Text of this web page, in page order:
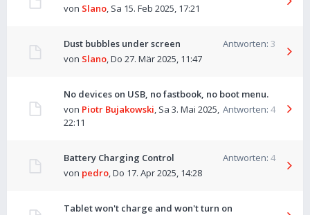
von Slano, Sa 15. Feb 2025, 17:21
Dust bubbles under screen Antworten: 3
von Slano,Do 27. Mär 2025, 11:47
No devices on USB, no fastbook, no boot menu.
Antworten: 4
von Piotr Bujakowski, Sa 3. Mai 2025,
22:11
Battery Charging Control Antworten: 4
von pedro,Do 17. Apr 2025, 14:28
Tablet won't charge and won't turn on